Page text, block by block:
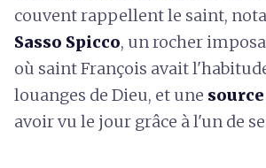
couvent rappellent le saint,
Sasso Spicco, un rocher
où saint François avait
louanges de Dieu, et une source
avoir vu le jour grâce à l'un de